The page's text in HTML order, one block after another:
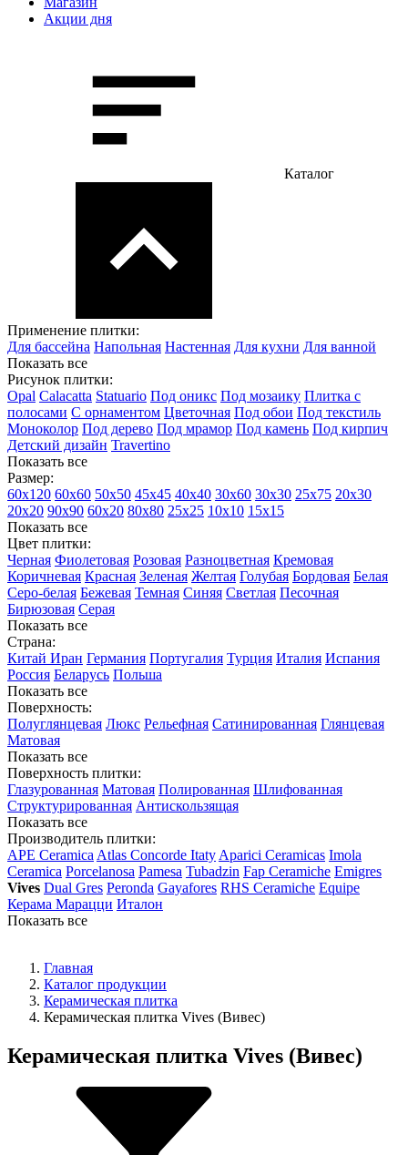
Акции дня
Каталог
Применение плитки:
Для бассейна Напольная Настенная Для кухни Для ванной
Показать все
Рисунок плитки:
Opal Calacatta Statuario Под оникс Под мозаику Плитка с
полосами С орнаментом Цветочная Под обои Под текстиль
Моноколор Под дерево Под мрамор Под камень Под кирпич
Детский дизайн Travertino
Показать все
Размер:
60х120 60х60 50х50 45х45 40х40 30х60 30х30 25х75 20х30
20х20 90х90 60х20 80х80 25x25 10х10 15х15
Показать все
Цвет плитки:
Черная Фиолетовая Розовая Разноцветная Кремовая
Коричневая Красная Зеленая Желтая Голубая Бордовая Белая
Cеро-белая Бежевая Темная Синяя Светлая Песочная
Бирюзовая Серая
Показать все
Страна:
Китай Иран Германия Португалия Турция Италия Испания
Россия Беларусь Польша
Показать все
Поверхность:
Полуглянцевая Люкс Рельефная Сатинированная Глянцевая
Матовая
Показать все
Поверхность плитки:
Глазурованная Матовая Полированная Шлифованная
Структурированная Антискользящая
Показать все
Производитель плитки:
APE Ceramica Atlas Concorde Itaty Aparici Ceramicas Imola
Ceramica Porcelanosa Pamesa Tubadzin Fap Ceramiche Emigres
Vives Dual Gres Peronda Gayafores RHS Ceramiche Equipe
Керама Марацци Италон
Показать все
Главная
Каталог продукции
Керамическая плитка
Керамическая плитка Vives (Вивес)
Керамическая плитка Vives (Вивес)